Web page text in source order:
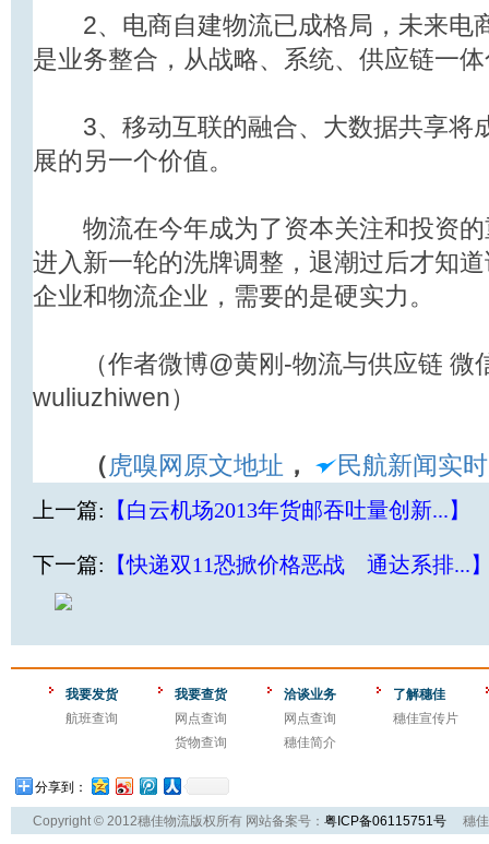
2、电商自建物流已成格局，未来电
是业务整合，从战略、系统、供应链一
3、移动互联的融合、大数据共享将
展的另一个价值。
物流在今年成为了资本关注和投资的
进入新一轮的洗牌调整，退潮过后才知
企业和物流企业，需要的是硬实力。
（作者微博@黄刚-物流与供应链 微
wuliuzhiwen）
（虎嗅网原文地址 ， 民航新闻实
上一篇: 【白云机场2013年货邮吞吐量创新...】
下一篇: 【快递双11恐掀价格恶战 通达系排...
我要发货
航班查询
我要查货
网点查询
货物查询
洽谈业务
网点查询
穗佳简介
了解穗佳
穗佳宣传片
分享到：
Copyright © 2012穗佳物流版权所有 网站备案号： 粤ICP备06115751号 穗佳